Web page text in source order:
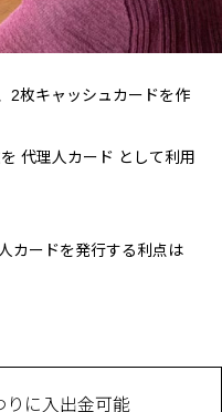
2枚キャッシュカードを作
代理人カード として利用
カードを発行する利点は
りに入出金可能